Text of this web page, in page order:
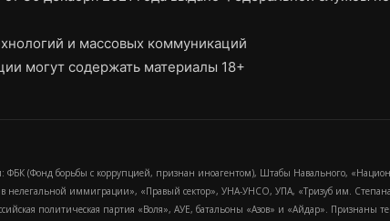
и массовых коммуникаций
могут содержать материалы 18+
(Фонд борьбы с коррупцией, признан иноагентом), Штабы Навального,
нелегальной иммиграции», «Правый сектор», УНА-УНСО, УПА, «Тризуб им.
политическая партия «Воля», АУЕ, батальоны «Азов» и «Айдар».